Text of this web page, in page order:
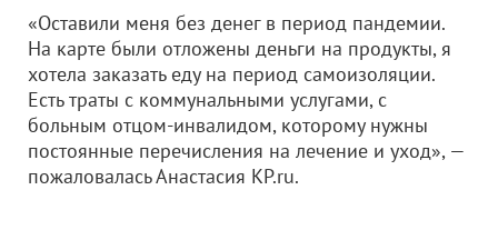
«Оставили меня без денег в период пандемии.
На карте были отложены деньги на продукты, я
хотела заказать еду на период самоизоляции.
Есть траты с коммунальными услугами, с
больным отцом-инвалидом, которому нужны
постоянные перечисления на лечение и уход», —
пожаловалась Анастасия KP.ru.